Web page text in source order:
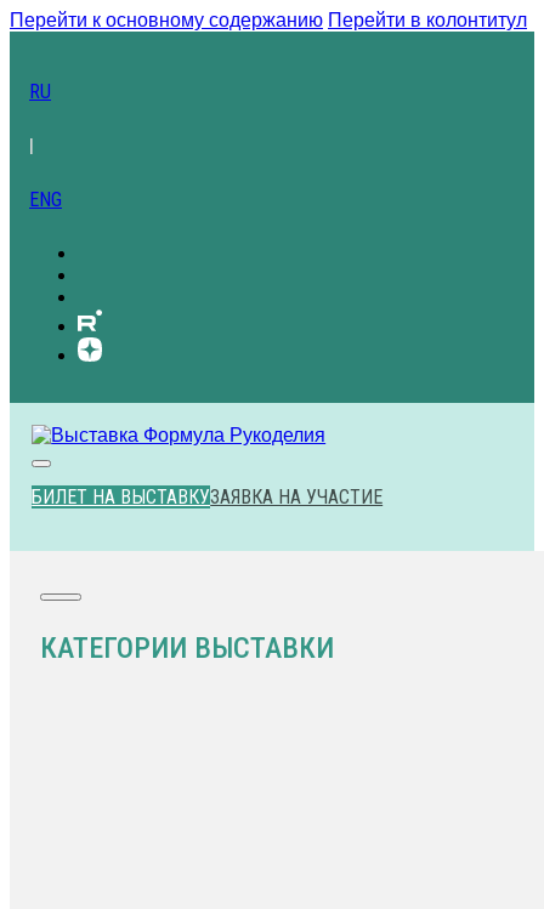
Перейти к основному содержанию Перейти в колонтитул
RU
ENG
БИЛЕТ НА ВЫСТАВКУЗАЯВКА НА УЧАСТИЕ
КАТЕГОРИИ ВЫСТАВКИ